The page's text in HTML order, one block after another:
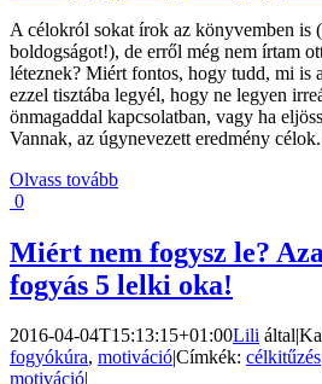
A célokról sokat írok az könyvemben is
boldogságot!), de erről még nem írtam
léteznek? Miért fontos, hogy tudd, mi is
ezzel tisztába legyél, hogy ne legyen
önmagaddal kapcsolatban, vagy ha
Vannak, az úgynevezett eredmény
Olvass tovább
0
Miért nem fogysz le?
fogyás 5 lelki oka!
2016-04-04T15:13:15+01:00Lili által|
fogyókúra, motiváció|Címkék: célkitűzés
motiváció|